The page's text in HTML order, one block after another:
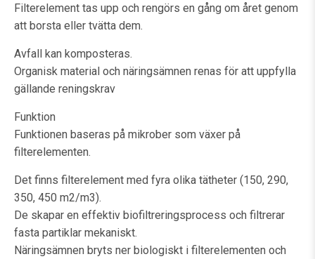
Filterelement tas upp och rengörs en gång om året genom
att borsta eller tvätta dem.
Avfall kan komposteras.
Organisk material och näringsämnen renas för att uppfylla
gällande reningskrav
Funktion
Funktionen baseras på mikrober som växer på
filterelementen.
Det finns filterelement med fyra olika tätheter (150, 290,
350, 450 m2/m3).
De skapar en effektiv biofiltreringsprocess och filtrerar
fasta partiklar mekaniskt.
Näringsämnen bryts ner biologiskt i filterelementen och